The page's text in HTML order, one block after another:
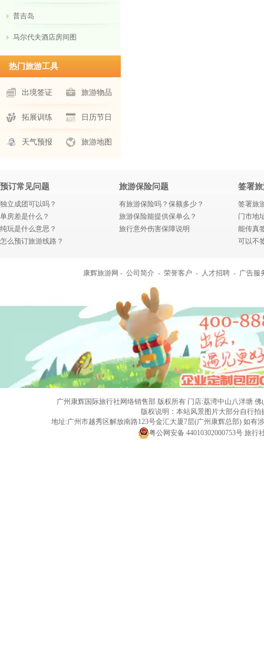
普吉岛
马尔代夫酒店房间图
热门旅游工具
出境签证 旅游物品
拓展训练 日历节日
天气预报 旅游地图
预订常见问题
独立成团可以吗？
单房差是什么？
纯玩是什么意思？
怎么预订旅游线路？
旅游保险问题
有旅游保险吗？保额多少？
旅游保险能提供保单么？
旅行意外伤害保障说明
签署
签署旅
门市地
能传真
可以不
康辉旅游网 - 公司简介 - 荣誉客户 - 人才招聘 - 广告服
广州康辉国际旅行社网络销售部 版权所有 门店:荔湾中山八泮塘 佛
版权说明：本站风景图片大部分自行
地址:广州市越秀区解放南路123号金汇大厦7层(广州康辉总部) 如
粤公网安备 44010302000753号 旅行